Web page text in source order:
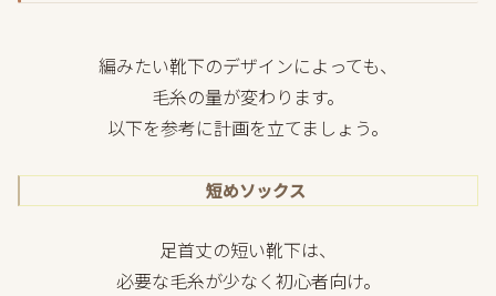
編みたい靴下のデザインによっても、
毛糸の量が変わります。
以下を参考に計画を立てましょう。
短めソックス
足首丈の短い靴下は、
必要な毛糸が少なく初心者向け。